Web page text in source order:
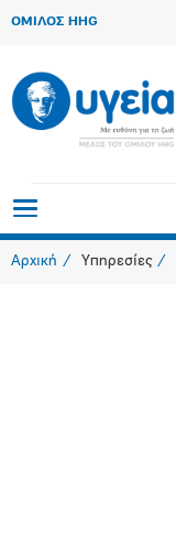
ΟΜΙΛΟΣ HHG
Αρχική Υπηρεσίες